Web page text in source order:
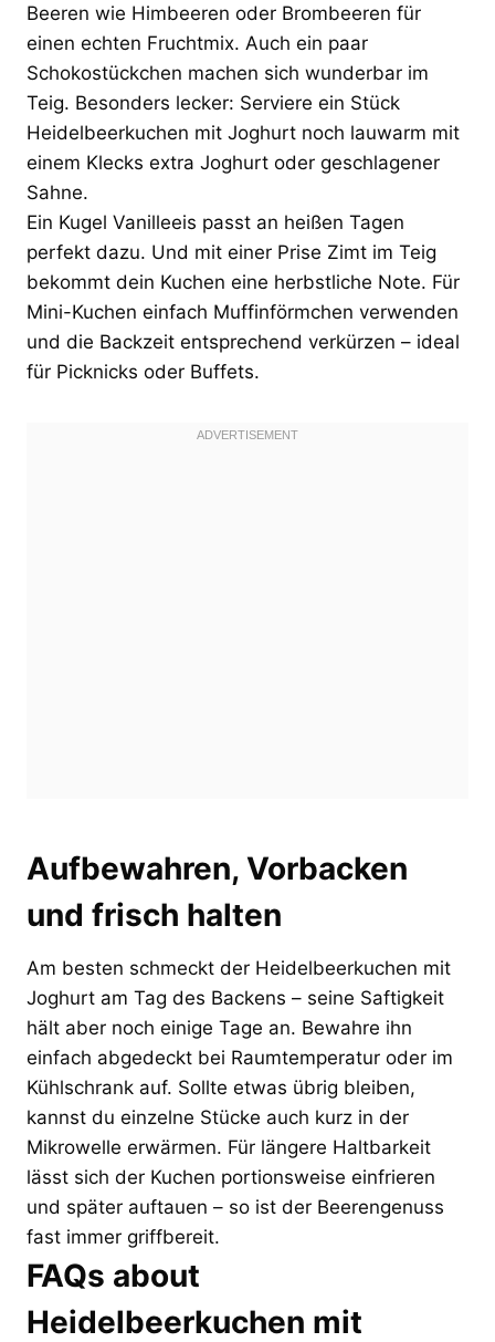
Beeren wie Himbeeren oder Brombeeren für
einen echten Fruchtmix. Auch ein paar
Schokostückchen machen sich wunderbar im
Teig. Besonders lecker: Serviere ein Stück
Heidelbeerkuchen mit Joghurt noch lauwarm mit
einem Klecks extra Joghurt oder geschlagener
Sahne.
Ein Kugel Vanilleeis passt an heißen Tagen
perfekt dazu. Und mit einer Prise Zimt im Teig
bekommt dein Kuchen eine herbstliche Note. Für
Mini-Kuchen einfach Muffinförmchen verwenden
und die Backzeit entsprechend verkürzen – ideal
für Picknicks oder Buffets.
Aufbewahren, Vorbacken
und frisch halten
Am besten schmeckt der Heidelbeerkuchen mit
Joghurt am Tag des Backens – seine Saftigkeit
hält aber noch einige Tage an. Bewahre ihn
einfach abgedeckt bei Raumtemperatur oder im
Kühlschrank auf. Sollte etwas übrig bleiben,
kannst du einzelne Stücke auch kurz in der
Mikrowelle erwärmen. Für längere Haltbarkeit
lässt sich der Kuchen portionsweise einfrieren
und später auftauen – so ist der Beerengenuss
fast immer griffbereit.
FAQs about
Heidelbeerkuchen mit